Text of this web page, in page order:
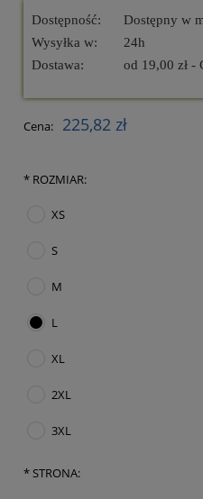
Dostępność:
Dostępny w
Wysyłka w:
24h
Dostawa:
od 19,00 zł -
Cena nie zawiera ewentualnych
Cena: 225,82 zł
* ROZMIAR:
XS
S
M
L
XL
2XL
3XL
*STRONA: